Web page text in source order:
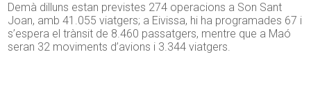
Demà dilluns estan previstes 274 operacions a Son Sant
Joan, amb 41.055 viatgers; a Eivissa, hi ha programades 67 i
s’espera el trànsit de 8.460 passatgers, mentre que a Maó
seran 32 moviments d’avions i 3.344 viatgers.